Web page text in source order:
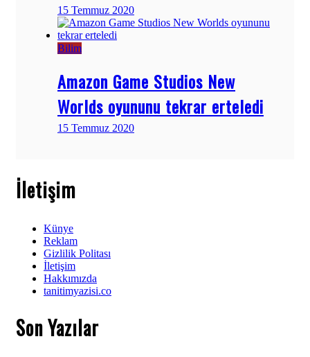
15 Temmuz 2020
Bilim
Amazon Game Studios New
Worlds oyununu tekrar erteledi
15 Temmuz 2020
İletişim
Künye
Reklam
Gizlilik Politası
İletişim
Hakkımızda
tanitimyazisi.co
Son Yazılar